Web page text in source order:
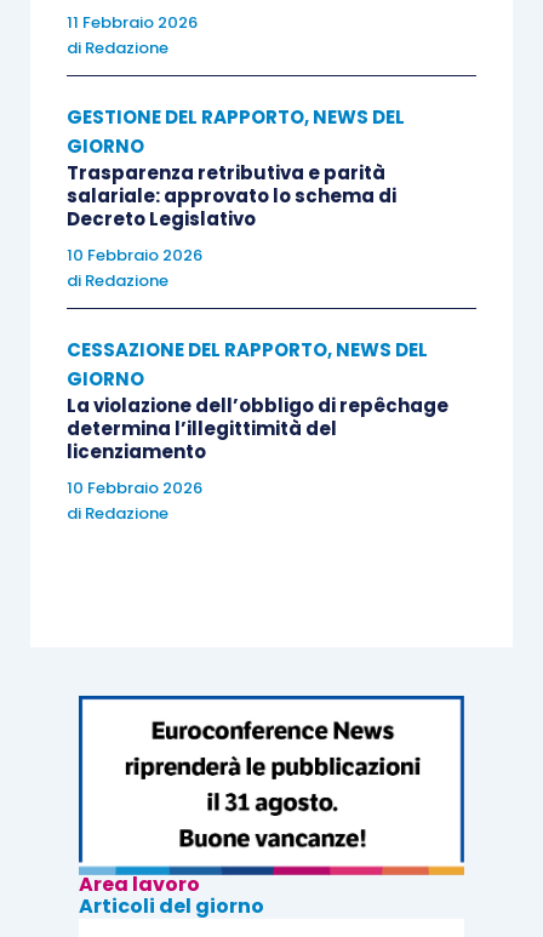
11 Febbraio 2026
di Redazione
GESTIONE DEL RAPPORTO,NEWS DEL
GIORNO
Trasparenza retributiva e parità
salariale: approvato lo schema di
Decreto Legislativo
10 Febbraio 2026
di Redazione
CESSAZIONE DEL RAPPORTO,NEWS DEL
GIORNO
La violazione dell’obbligo di repêchage
determina l’illegittimità del
licenziamento
10 Febbraio 2026
di Redazione
Area lavoro
Articoli del giorno